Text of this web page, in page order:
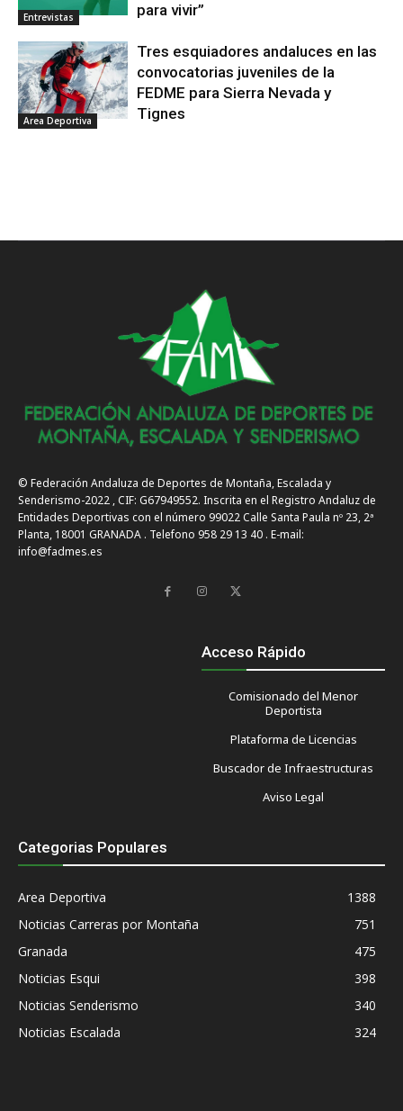
Entrevistas
para vivir”
Area Deportiva
Tres esquiadores andaluces en las
convocatorias juveniles de la
FEDME para Sierra Nevada y
Tignes
© Federación Andaluza de Deportes de Montaña, Escalada y
Senderismo-2022 , CIF: G67949552. Inscrita en el Registro Andaluz de
Entidades Deportivas con el número 99022 Calle Santa Paula nº 23, 2ª
Planta, 18001 GRANADA . Telefono 958 29 13 40 . E-mail:
info@fadmes.es
Acceso Rápido
Comisionado del Menor
Deportista
Plataforma de Licencias
Buscador de Infraestructuras
Aviso Legal
Categorias Populares
Area Deportiva
1388
Noticias Carreras por Montaña
751
Granada
475
Noticias Esqui
398
Noticias Senderismo
340
Noticias Escalada
324